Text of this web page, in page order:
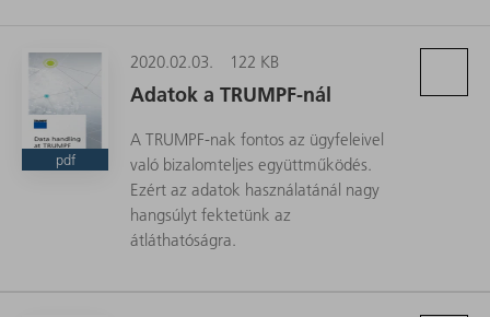
pdf
2020.02.03. 122 KB
Adatok a TRUMPF-nál
A TRUMPF-nak fontos az ügyfeleivel
való bizalomteljes együttműködés.
Ezért az adatok használatánál nagy
hangsúlyt fektetünk az
átláthatóságra.